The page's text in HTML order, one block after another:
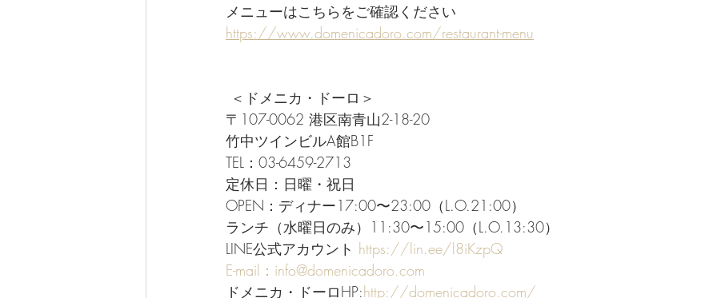
メニューはこちらをご確認ください
https://www.domenicadoro.com/restaurant-menu
＜ドメニカ・ドーロ＞
〒107-0062 港区南青山2-18-20
竹中ツインビルA館B1F
TEL：03-6459-2713
定休日：日曜・祝日
OPEN：ディナー17:00〜23:00（L.O.21:00）
ランチ（水曜日のみ）11:30〜15:00（L.O.13:30）
LINE公式アカウント https://lin.ee/l8iKzpQ
E-mail：info@domenicadoro.com
ドメニカ・ドーロHP:http://domenicadoro.com/